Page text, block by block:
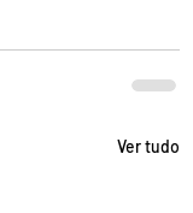
Ver tudo